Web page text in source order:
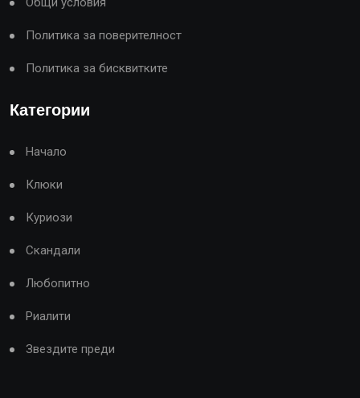
Политика за поверителност
Политика за бисквитките
Категории
Начало
Клюки
Куриози
Скандали
Любопитно
Риалити
Звездите преди